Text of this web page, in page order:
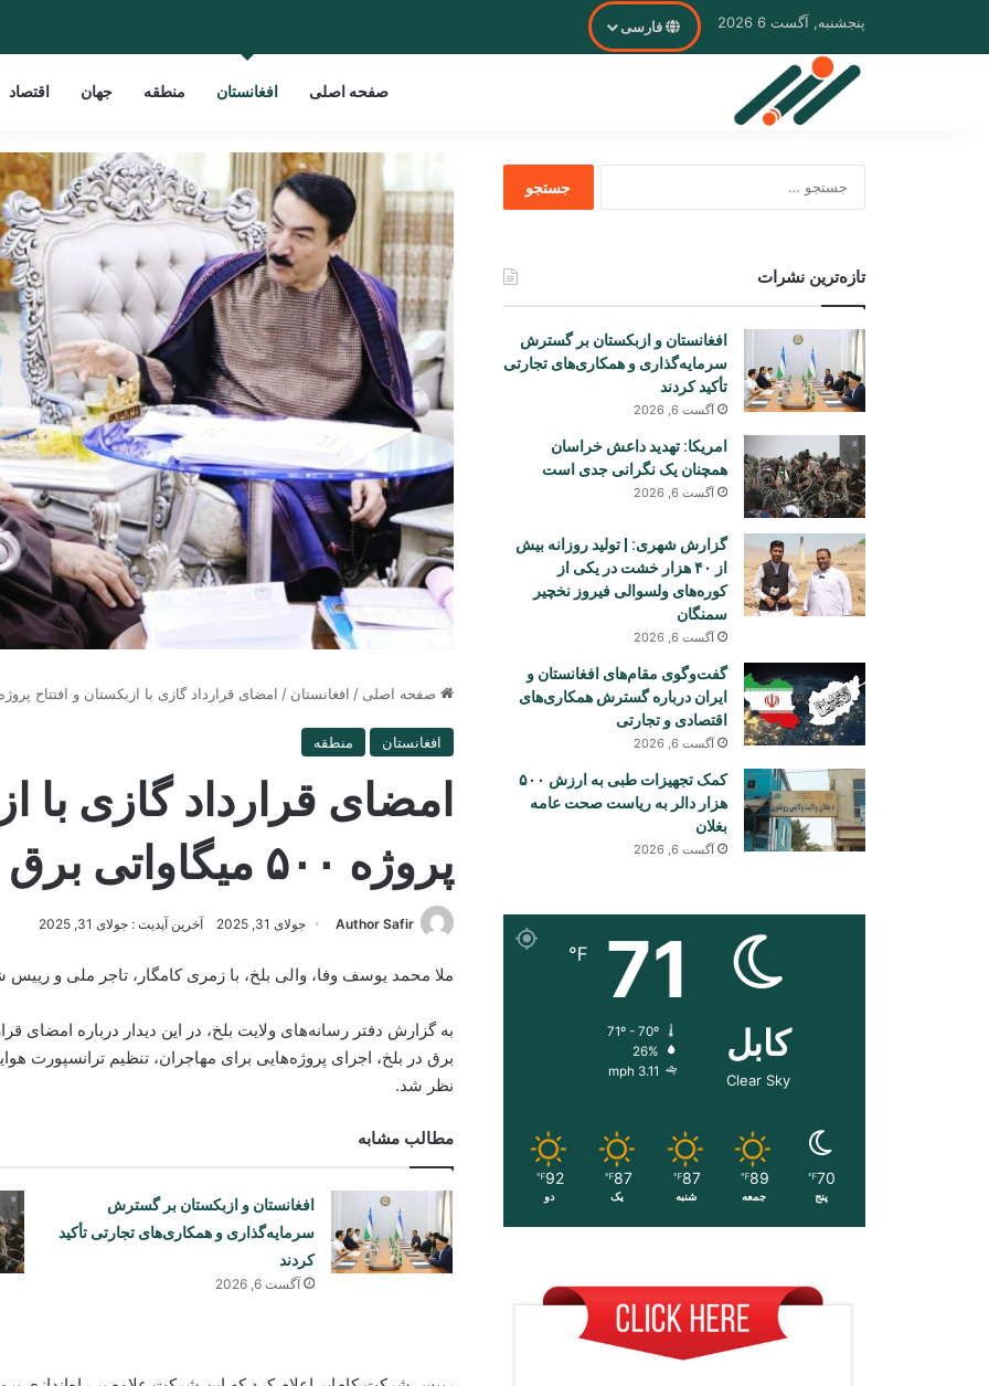
پنجشنبه, آگست 6 2026 فارسی
صفحه اصلی افغانستان منطقه جهان اقتصاد
صفحه اصلی / افغانستان / امضای قرارداد گازی با ازبکستان و افتتاح پروژه ۵۰۰ میگاواتی برق در بلخ
افغانستان منطقه
امضای قرارداد گازی با
پروژه ۵۰۰ میگاواتی برق در بلخ
Author Safir جولای 31, 2025 آخرین آپدیت : جولای 31, 2025
ملا محمد یوسف وفا، والی بلخ، با زمری کامگار، تاجر ملی و رییس
برق در بلخ، اجرای پروژه‌هایی برای مهاجران، تنظیم ترانسپورت
نظر شد.
مطالب مشابه
افغانستان و ازبکستان بر گسترش
سرمایه‌گذاری و همکاری‌های تجارتی تأکید
کردند
آگست 6, 2026
تازه‌ترین نشرات
افغانستان و ازبکستان بر گسترش
سرمایه‌گذاری و همکاری‌های تجارتی
تأکید کردند
آگست 6, 2026
امریکا: تهدید داعش خراسان
همچنان یک نگرانی جدی است
آگست 6, 2026
گزارش شهری: | تولید روزانه بیش
از ۴۰ هزار خشت در یکی از
کوره‌های ولسوالی فیروز نخچیر
سمنگان
آگست 6, 2026
گفت‌وگوی مقام‌های افغانستان و
ایران درباره گسترش همکاری‌های
اقتصادی و تجارتی
آگست 6, 2026
کمک تجهیزات طبی به ارزش ۵۰۰
هزار دالر به ریاست صحت عامه
بغلان
آگست 6, 2026
کابل
Clear Sky
71
℉
26%
3.11 mph
70
℉
پنج
89
℉
جمعه
87
℉
شنبه
87
℉
یک
92
℉
دو